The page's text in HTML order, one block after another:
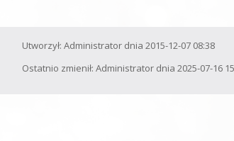
Utworzył: Administrator dnia 2015-12-07 08:38
Ostatnio zmienił: Administrator dnia 2025-07-16